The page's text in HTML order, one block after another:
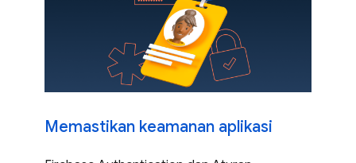
Memastikan keamanan aplikasi